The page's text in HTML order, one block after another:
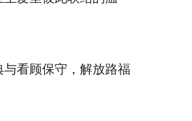
看顾保守，解放路福